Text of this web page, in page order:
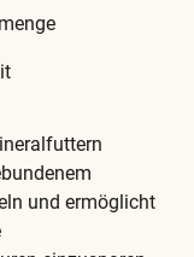
und ermöglicht